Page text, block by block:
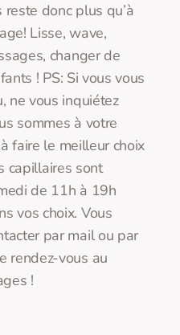
donc plus qu’à
Lisse, wave,
changer de
! PS: Si vous vous
ne vous inquiétez
sommes à votre
faire le meilleur choix
capillaires sont
de 11h à 19h
vos choix. Vous
par mail ou par
rendez-vous au
!